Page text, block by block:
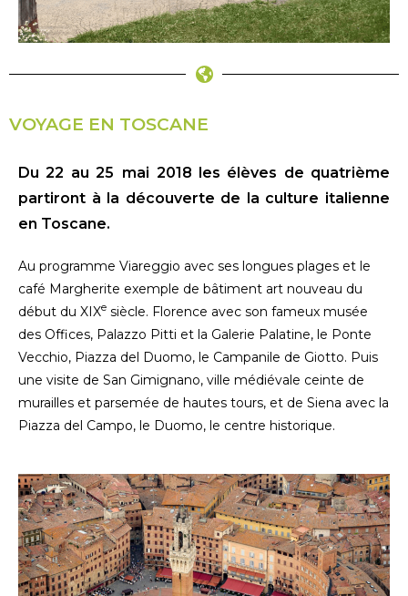
VOYAGE EN TOSCANE
Du 22 au 25 mai 2018 les élèves de quatrième
partiront à la découverte de la culture italienne
en Toscane.
Au programme Viareggio avec ses longues plages et le
café Margherite exemple de bâtiment art nouveau du
début du XIXe siècle. Florence avec son fameux musée
des Offices, Palazzo Pitti et la Galerie Palatine, le Ponte
Vecchio, Piazza del Duomo, le Campanile de Giotto. Puis
une visite de San Gimignano, ville médiévale ceinte de
murailles et parsemée de hautes tours, et de Siena avec la
Piazza del Campo, le Duomo, le centre historique.